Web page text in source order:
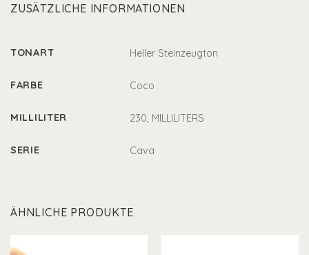
ZUSÄTZLICHE INFORMATIONEN
TONART Heller Steinzeugton
FARBE Coco
MILLILITER 230, MILLILITERS
SERIE Cava
ÄHNLICHE PRODUKTE